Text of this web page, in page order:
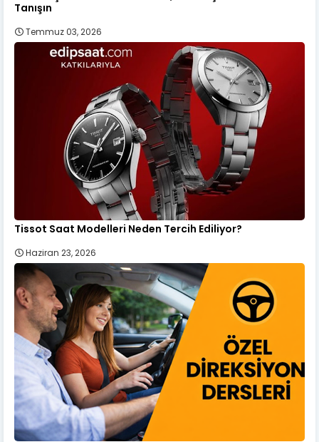
Tanışın
Temmuz 03, 2026
Tissot Saat Modelleri Neden Tercih Ediliyor?
Haziran 23, 2026